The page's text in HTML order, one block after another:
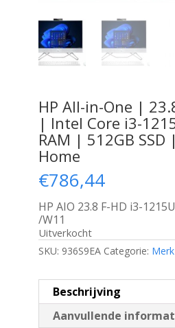
HP All-in-One |
| Intel Core i3-
RAM | 512GB
Home
€786,44
HP AIO 23.8 F-HD i3-
/W11
Uitverkocht
SKU: 936S9EA Categorie:
Beschrijving
Aanvullende